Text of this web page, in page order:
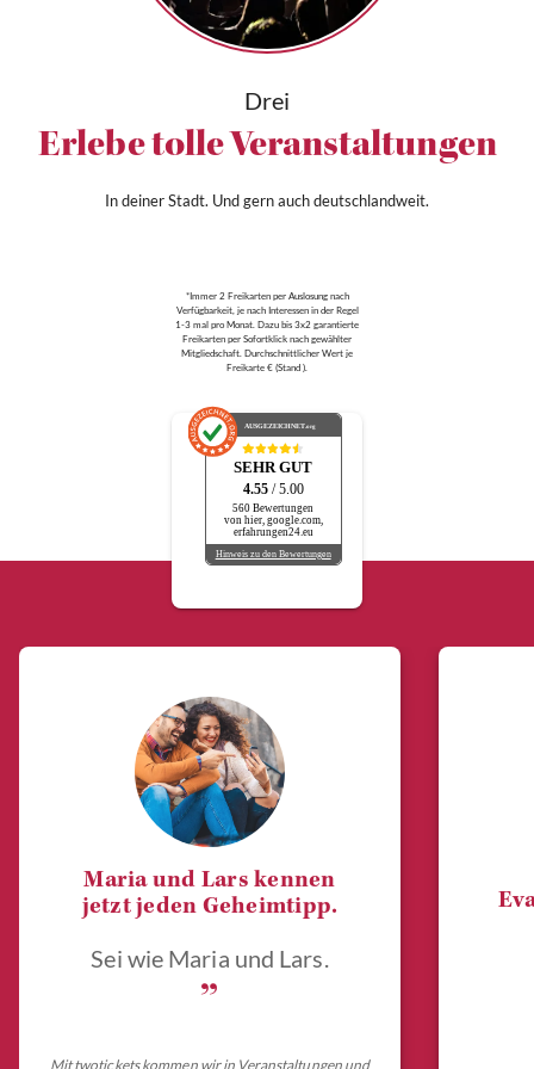
Drei
Erlebe tolle Veranstaltungen
In deiner Stadt. Und gern auch deutschlandweit.
*Immer 2 Freikarten per Auslosung nach
Verfügbarkeit, je nach Interessen in der Regel
1-3 mal pro Monat. Dazu bis 3x2 garantierte
Freikarten per Sofortklick nach gewählter
Mitgliedschaft. Durchschnittlicher Wert je
Freikarte € (Stand ).
AUSGEZEICHNET.org
SEHR GUT
4.55 / 5.00
560 Bewertungen
von hier, google.com,
erfahrungen24.eu
Hinweis zu den Bewertungen
Maria und Lars kennen
jetzt jeden Geheimtipp.
Sei wie Maria und Lars.
„
Mit twotickets kommen wir in Veranstaltungen und